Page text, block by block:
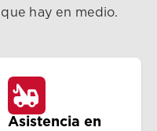
hay en medio.
Asistencia en